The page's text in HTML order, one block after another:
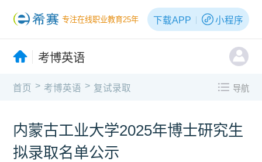
专注在线职业教育25年 下载APP 小程序
考博英语
首页 > 考博英语 > 复试录取 导航
内蒙古工业大学2025年博士研究生
拟录取名单公示